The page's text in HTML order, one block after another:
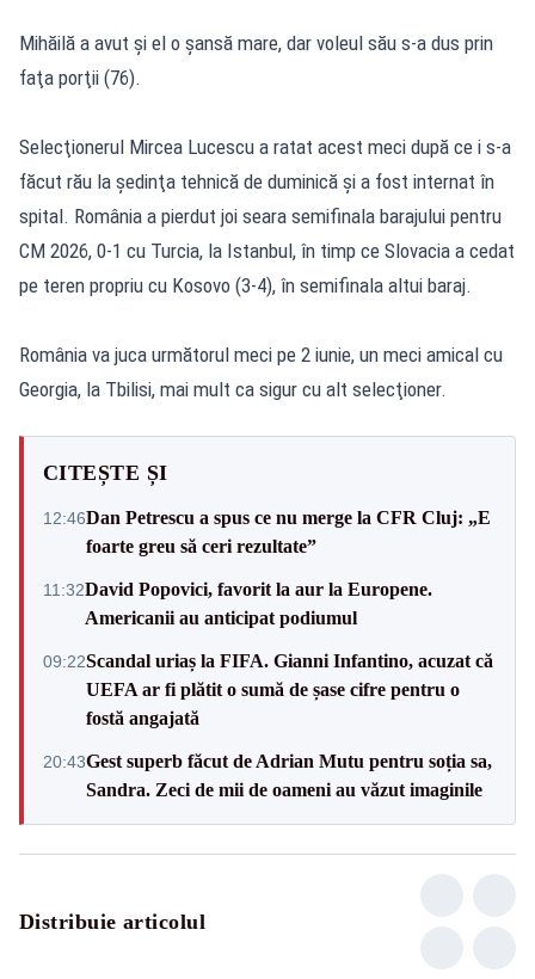
Mihăilă a avut şi el o şansă mare, dar voleul său s-a dus prin
faţa porţii (76).
Selecţionerul Mircea Lucescu a ratat acest meci după ce i s-a
făcut rău la şedinţa tehnică de duminică şi a fost internat în
spital. România a pierdut joi seara semifinala barajului pentru
CM 2026, 0-1 cu Turcia, la Istanbul, în timp ce Slovacia a cedat
pe teren propriu cu Kosovo (3-4), în semifinala altui baraj.
România va juca următorul meci pe 2 iunie, un meci amical cu
Georgia, la Tbilisi, mai mult ca sigur cu alt selecţioner.
CITEȘTE ȘI
12:46Dan Petrescu a spus ce nu merge la CFR Cluj: „E
foarte greu să ceri rezultate”
11:32David Popovici, favorit la aur la Europene.
Americanii au anticipat podiumul
09:22Scandal uriaș la FIFA. Gianni Infantino, acuzat că
UEFA ar fi plătit o sumă de șase cifre pentru o
fostă angajată
20:43Gest superb făcut de Adrian Mutu pentru soția sa,
Sandra. Zeci de mii de oameni au văzut imaginile
Distribuie articolul